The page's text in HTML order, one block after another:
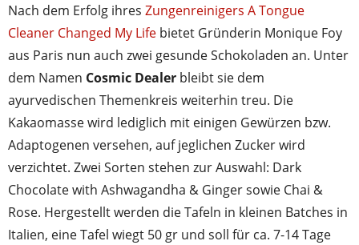
Nach dem Erfolg ihres Zungenreinigers A Tongue
Cleaner Changed My Life bietet Gründerin Monique Foy
aus Paris nun auch zwei gesunde Schokoladen an. Unter
dem Namen Cosmic Dealer bleibt sie dem
ayurvedischen Themenkreis weiterhin treu. Die
Kakaomasse wird lediglich mit einigen Gewürzen bzw.
Adaptogenen versehen, auf jeglichen Zucker wird
verzichtet. Zwei Sorten stehen zur Auswahl: Dark
Chocolate with Ashwagandha & Ginger sowie Chai &
Rose. Hergestellt werden die Tafeln in kleinen Batches in
Italien, eine Tafel wiegt 50 gr und soll für ca. 7-14 Tage